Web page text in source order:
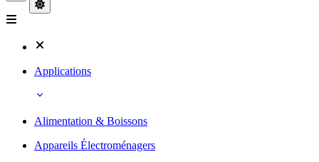
Applications
Alimentation & Boissons
Appareils Électroménagers